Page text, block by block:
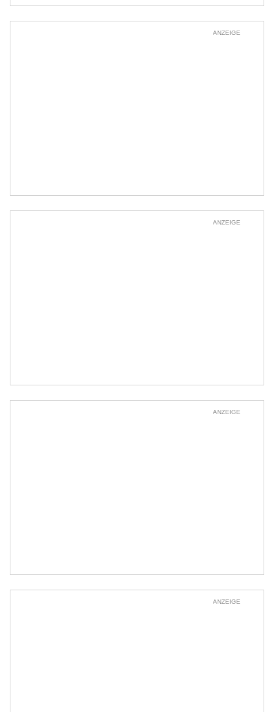
ANZEIGE
ANZEIGE
ANZEIGE
ANZEIGE